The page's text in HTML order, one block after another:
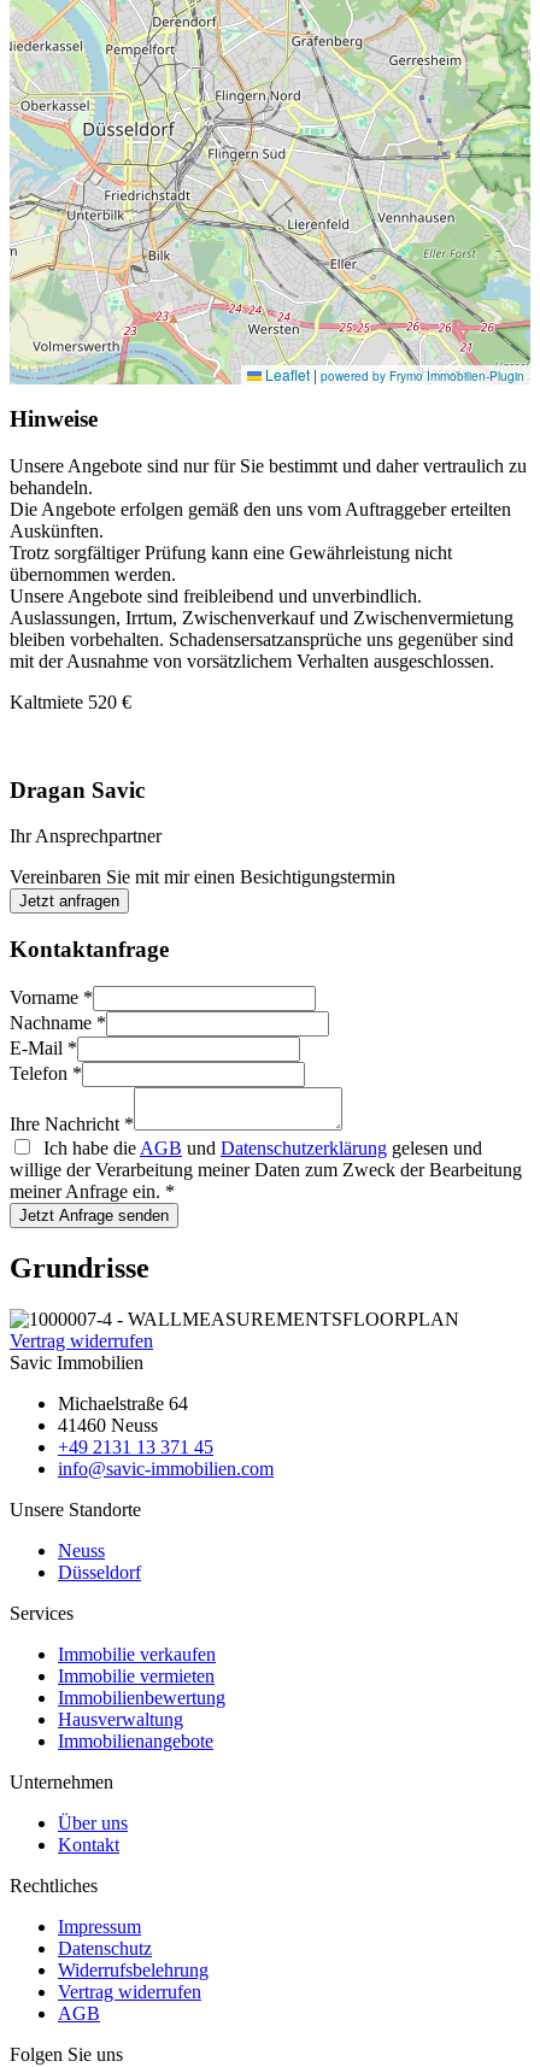
Leaflet | powered by Frymo Immobilien-Plugin
Hinweise
Unsere Angebote sind nur für Sie bestimmt und daher vertraulich zu
behandeln.
Die Angebote erfolgen gemäß den uns vom Auftraggeber erteilten
Auskünften.
Trotz sorgfältiger Prüfung kann eine Gewährleistung nicht
übernommen werden.
Unsere Angebote sind freibleibend und unverbindlich.
Auslassungen, Irrtum, Zwischenverkauf und Zwischenvermietung
bleiben vorbehalten. Schadensersatzansprüche uns gegenüber sind
mit der Ausnahme von vorsätzlichem Verhalten ausgeschlossen.
Kaltmiete 520 €
Dragan Savic
Ihr Ansprechpartner
Vereinbaren Sie mit mir einen Besichtigungstermin
Jetzt anfragen
Kontaktanfrage
Vorname *
Nachname *
E-Mail *
Telefon *
Ihre Nachricht *
Ich habe die AGB und Datenschutzerklärung gelesen und
willige der Verarbeitung meiner Daten zum Zweck der Bearbeitung
meiner Anfrage ein. *
Jetzt Anfrage senden
Grundrisse
Vertrag widerrufen
Savic Immobilien
Michaelstraße 64
41460 Neuss
+49 2131 13 371 45
info@savic-immobilien.com
Unsere Standorte
Neuss
Düsseldorf
Services
Immobilie verkaufen
Immobilie vermieten
Immobilienbewertung
Hausverwaltung
Immobilienangebote
Unternehmen
Über uns
Kontakt
Rechtliches
Impressum
Datenschutz
Widerrufsbelehrung
Vertrag widerrufen
AGB
Folgen Sie uns